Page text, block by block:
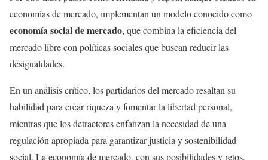
economías de mercado, implementan un modelo conocido como
economía social de mercado, que combina la eficiencia del
mercado libre con políticas sociales que buscan reducir las
desigualdades.
En un análisis crítico, los partidarios del mercado resaltan su
habilidad para crear riqueza y fomentar la libertad personal,
mientras que los detractores enfatizan la necesidad de una
regulación apropiada para garantizar justicia y sostenibilidad
social. La economía de mercado, con sus posibilidades y retos,